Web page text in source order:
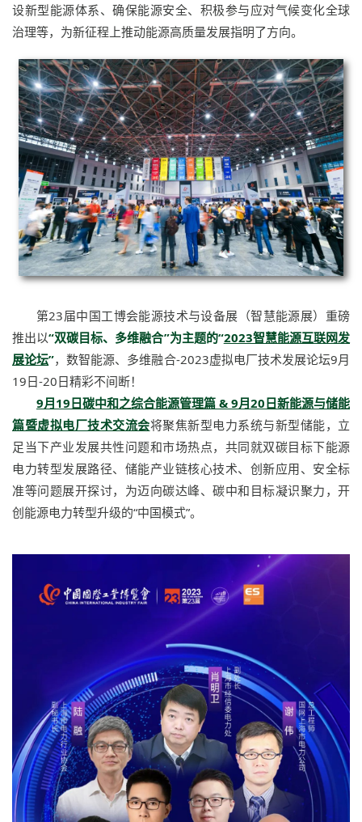
设新型能源体系、确保能源安全、积极参与应对气候变化全球
治理等，为新征程上推动能源高质量发展指明了方向。
第23届中国工博会能源技术与设备展（智慧能源展）重磅
推出以“双碳目标、多维融合”为主题的“2023智慧能源互联网发
展论坛”，数智能源、多维融合-2023虚拟电厂技术发展论坛9月
19日-20日精彩不间断！
9月19日碳中和之综合能源管理篇 & 9月20日新能源与储能
篇暨虚拟电厂技术交流会将聚焦新型电力系统与新型储能，立
足当下产业发展共性问题和市场热点，共同就双碳目标下能源
电力转型发展路径、储能产业链核心技术、创新应用、安全标
准等问题展开探讨，为迈向碳达峰、碳中和目标凝识聚力，开
创能源电力转型升级的“中国模式”。